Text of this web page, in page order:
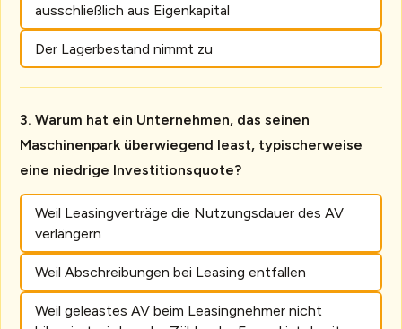
ausschließlich aus Eigenkapital
Der Lagerbestand nimmt zu
Warum hat ein Unternehmen, das seinen
Maschinenpark überwiegend least, typischerweise
eine niedrige Investitionsquote?
Weil Leasingverträge die Nutzungsdauer des AV
verlängern
Weil Abschreibungen bei Leasing entfallen
Weil geleastes AV beim Leasingnehmer nicht